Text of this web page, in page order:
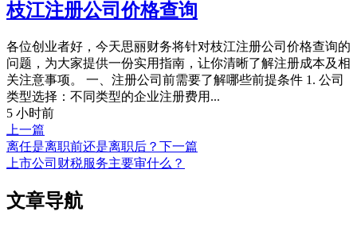
枝江注册公司价格查询
各位创业者好，今天思丽财务将针对枝江注册公司价格查询的
问题，为大家提供一份实用指南，让你清晰了解注册成本及相
关注意事项。 一、注册公司前需要了解哪些前提条件 1. 公司
类型选择：不同类型的企业注册费用...
5 小时前
上一篇
离任是离职前还是离职后？ 下一篇
上市公司财税服务主要审什么？
文章导航